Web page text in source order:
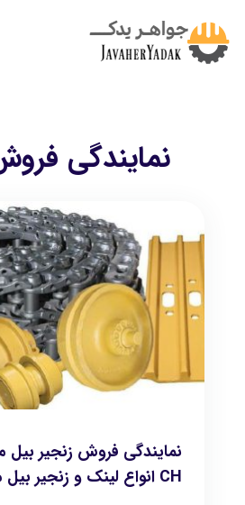
نمایندگی
نمایندگی فروش زنجیر بیل
CH انواع لینک و زنجیر بیل مکانیکی